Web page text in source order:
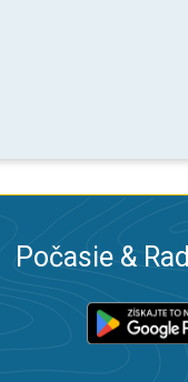
Počasie &